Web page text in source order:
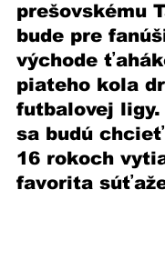
prešovskému
bude pre
východe
piateho kola
futbalovej ligy.
sa budú
16 rokoch
favorita